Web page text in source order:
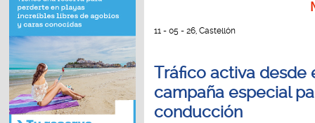
11 - 05 - 26, Castellón
Tráfico activa desde
campaña especial
conducción